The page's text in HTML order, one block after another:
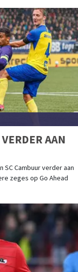
AAN
SC Cambuur verder aan
zeges op Go Ahead